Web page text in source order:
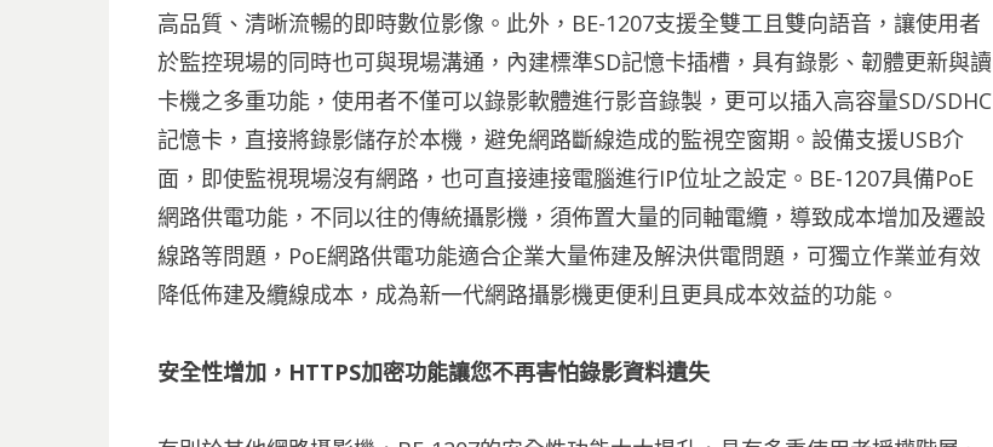
高品質、清晰流暢的即時數位影像。此外，BE-1207支援全雙工且雙向語音，讓使用者
於監控現場的同時也可與現場溝通，內建標準SD記憶卡插槽，具有錄影、韌體更新與讀
卡機之多重功能，使用者不僅可以錄影軟體進行影音錄製，更可以插入高容量SD/SDHC
記憶卡，直接將錄影儲存於本機，避免網路斷線造成的監視空窗期。設備支援USB介
面，即使監視現場沒有網路，也可直接連接電腦進行IP位址之設定。BE-1207具備PoE
網路供電功能，不同以往的傳統攝影機，須佈置大量的同軸電纜，導致成本增加及遷設
線路等問題，PoE網路供電功能適合企業大量佈建及解決供電問題，可獨立作業並有效
降低佈建及纜線成本，成為新一代網路攝影機更便利且更具成本效益的功能。
安全性增加，HTTPS加密功能讓您不再害怕錄影資料遺失